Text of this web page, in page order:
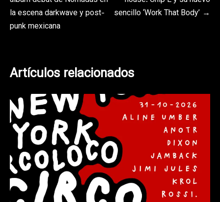
de
entradas
la escena darkwave y post-
punk mexicana
sencillo ‘Work That Body’
Artículos relacionados